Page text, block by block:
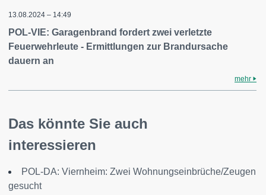
13.08.2024 – 14:49
POL-VIE: Garagenbrand fordert zwei verletzte
Feuerwehrleute - Ermittlungen zur Brandursache
dauern an
mehr
Das könnte Sie auch
interessieren
POL-DA: Viernheim: Zwei Wohnungseinbrüche/Zeugen
gesucht